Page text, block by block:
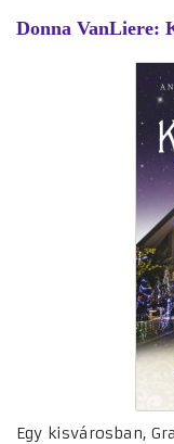
Donna VanLiere:
Egy kisvárosban,